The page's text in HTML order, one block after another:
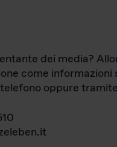
dei media?
come informazioni
oppure